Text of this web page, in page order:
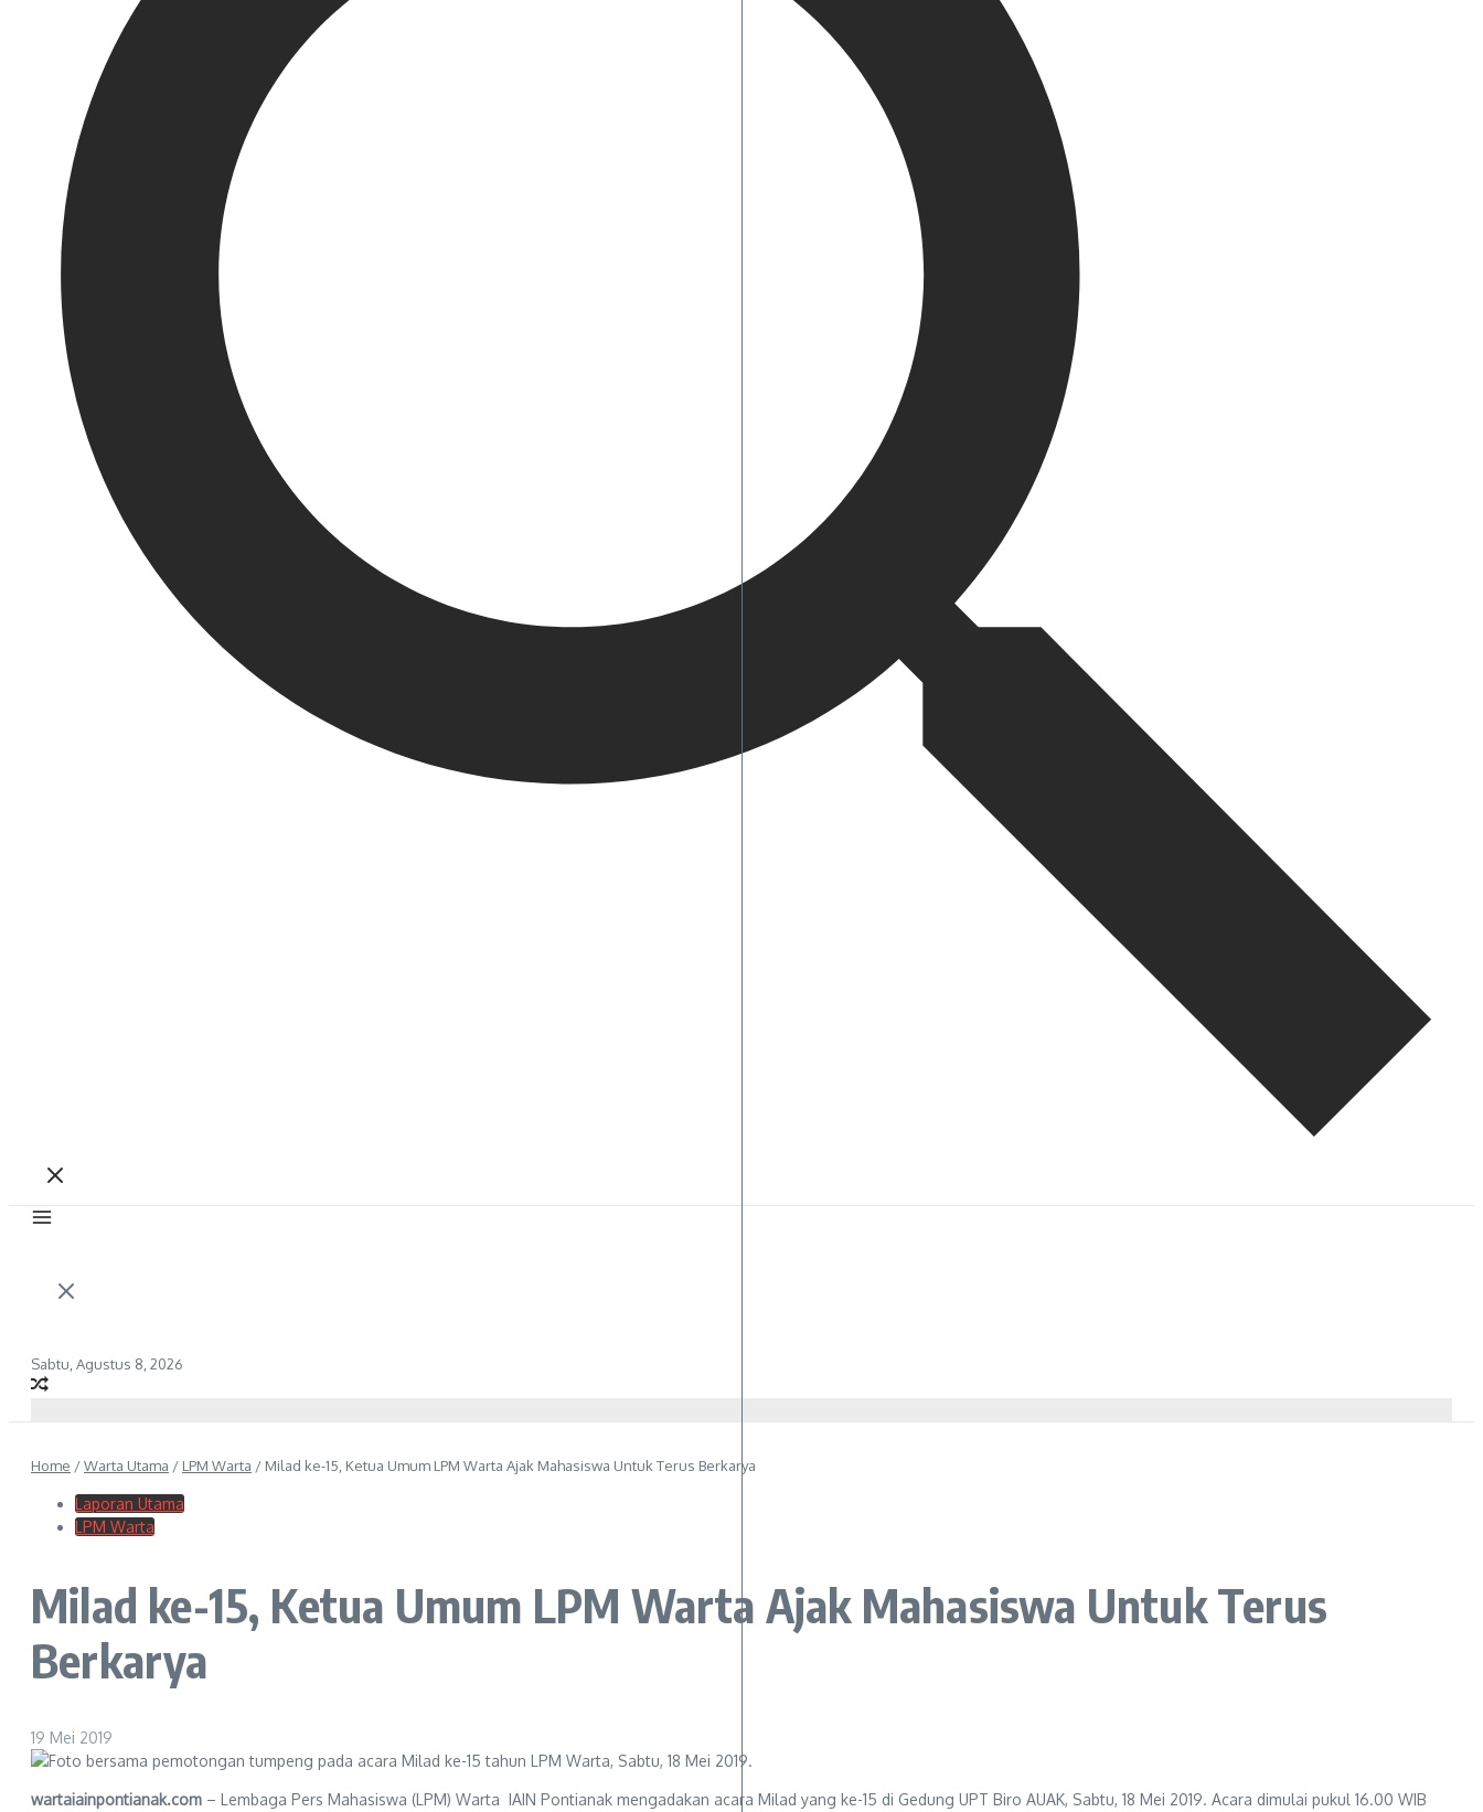
Sabtu, Agustus 8, 2026
Home /Warta Utama / LPM Warta / Milad ke-15, Ketua Umum LPM Warta Ajak Mahasiswa Untuk Terus Berkarya
Laporan Utama
LPM Warta
Milad ke-15, Ketua Umum LPM Warta Ajak Mahasiswa Untuk Terus
Berkarya
19 Mei 2019
wartaiainpontianak.com – Lembaga Pers Mahasiswa (LPM) Warta IAIN Pontianak mengadakan acara Milad yang ke-15 di Gedung UPT Biro AUAK, Sabtu, 18 Mei 2019. Acara dimulai pukul 16.00 WIB